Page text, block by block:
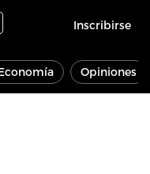
Inscribirse
Opiniones